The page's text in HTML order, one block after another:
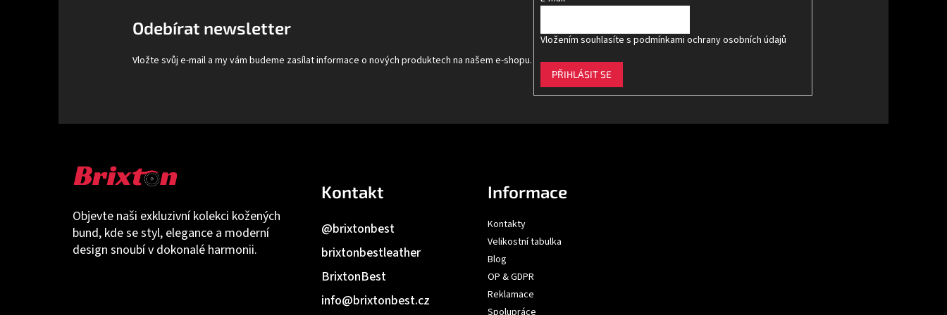
Objevte naši exkluzivní kolekci kožených
bund, kde se styl, elegance a moderní
design snoubí v dokonalé harmonii.
Kontakt
info@brixtonbest.cz
BrixtonBest
brixtonbestleather
@brixtonbest
Informace
Kontakty
Velikostní tabulka
Blog
OP & GDPR
Reklamace
Spolupráce
Odebírat newsletter
Vložte svůj e-mail a my vám budeme zasílat informace o nových produktech na našem e-shopu.
Vložením souhlasíte spodmínkami ochrany osobních údajů
PŘIHLÁSIT SE